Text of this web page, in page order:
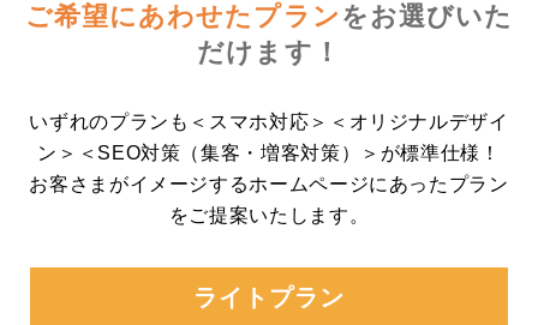
ご希望にあわせたプラン をお選びいた
だけます！
いずれのプランも＜スマホ対応＞＜オリジナルデザイ
ン＞＜SEO対策（集客・増客対策）＞が標準仕様！
お客さまがイメージするホームページにあったプラン
をご提案いたします。
ライトプラン